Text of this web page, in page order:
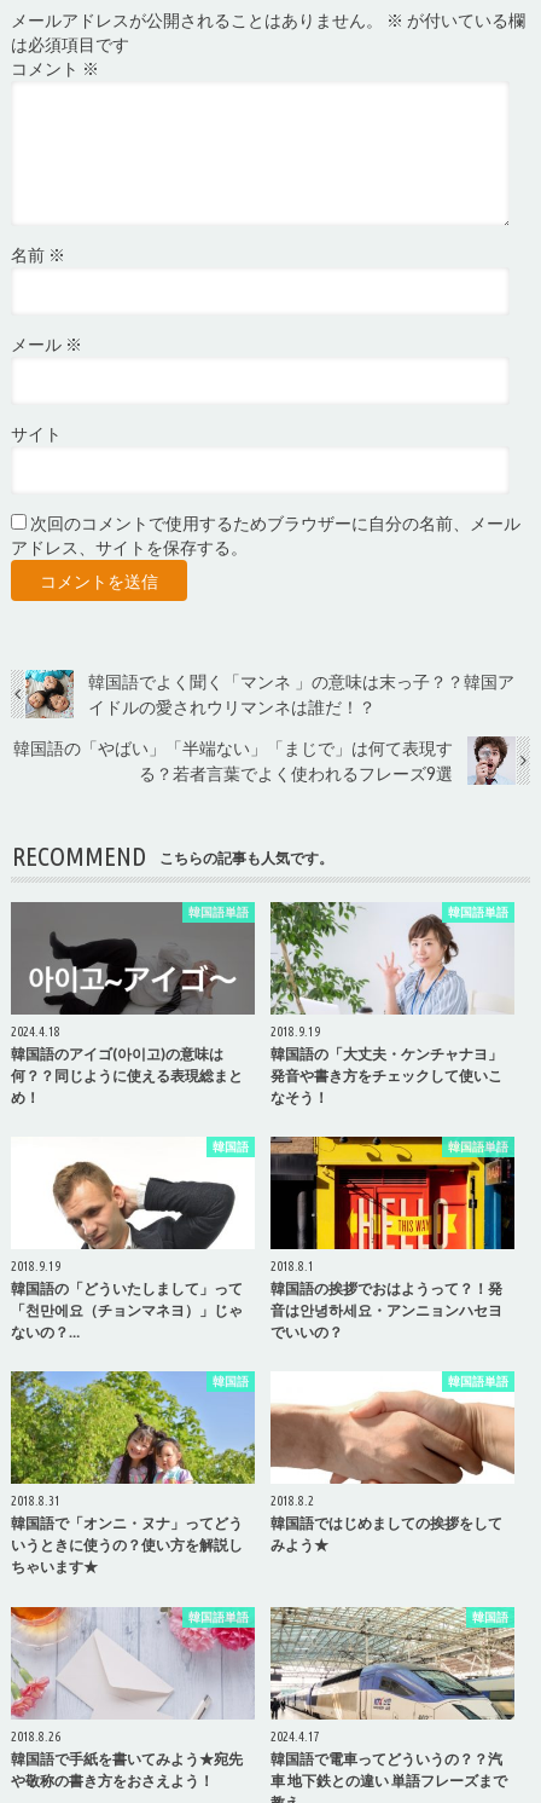
メールアドレスが公開されることはありません。 ※ が付いている欄
は必須項目です
コメント ※
名前 ※
メール ※
サイト
次回のコメントで使用するためブラウザーに自分の名前、メール
アドレス、サイトを保存する。
韓国語でよく聞く「マンネ 」の意味は末っ子？？韓国ア
イドルの愛されウリマンネは誰だ！？
韓国語の「やばい」「半端ない」「まじで」は何て表現す
る？若者言葉でよく使われるフレーズ9選
RECOMMEND こちらの記事も人気です。
韓国語単語
2024.4.18
韓国語のアイゴ(아이고)の意味は
何？？同じように使える表現総まと
め！
韓国語単語
2018.9.19
韓国語の「大丈夫・ケンチャナヨ」
発音や書き方をチェックして使いこ
なそう！
韓国語
2018.9.19
韓国語の「どういたしまして」って
「천만에요（チョンマネヨ）」じゃ
ないの？…
韓国語単語
2018.8.1
韓国語の挨拶でおはようって？！発
音は안녕하세요・アンニョンハセヨ
でいいの？
韓国語
2018.8.31
韓国語で「オンニ・ヌナ」ってどう
いうときに使うの？使い方を解説し
ちゃいます★
韓国語単語
2018.8.2
韓国語ではじめましての挨拶をして
みよう★
韓国語単語
2018.8.26
韓国語で手紙を書いてみよう★宛先
や敬称の書き方をおさえよう！
韓国語
2024.4.17
韓国語で電車ってどういうの？？汽
車 地下鉄との違い 単語フレーズまで